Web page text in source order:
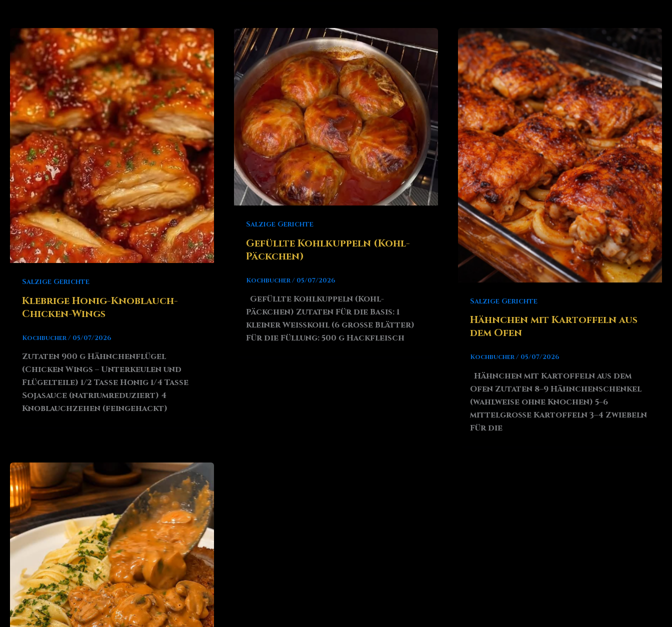
Salzige Gerichte
Klebrige Honig-Knoblauch-
Chicken-Wings
Kochbucher/ 05/07/2026
Zutaten 900 g Hähnchenflügel
(Chicken Wings – Unterkeulen und
Flügelteile) 1/2 Tasse Honig 1/4 Tasse
Sojasauce (natriumreduziert) 4
Knoblauchzehen (feingehackt)
Salzige Gerichte
Gefüllte Kohlkuppeln (Kohl-
Päckchen)
Kochbucher/ 05/07/2026
Gefüllte Kohlkuppeln (Kohl-
Päckchen) Zutaten Für die Basis: 1
kleiner Weißkohl (6 große Blätter)
Für die Füllung: 500 g Hackfleisch
Salzige Gerichte
Hähnchen mit Kartoffeln aus
dem Ofen
Kochbucher/ 05/07/2026
Hähnchen mit Kartoffeln aus dem
Ofen Zutaten 8–9 Hähnchenschenkel
(wahlweise ohne Knochen) 5–6
mittelgroße Kartoffeln 3–4 Zwiebeln
Für die